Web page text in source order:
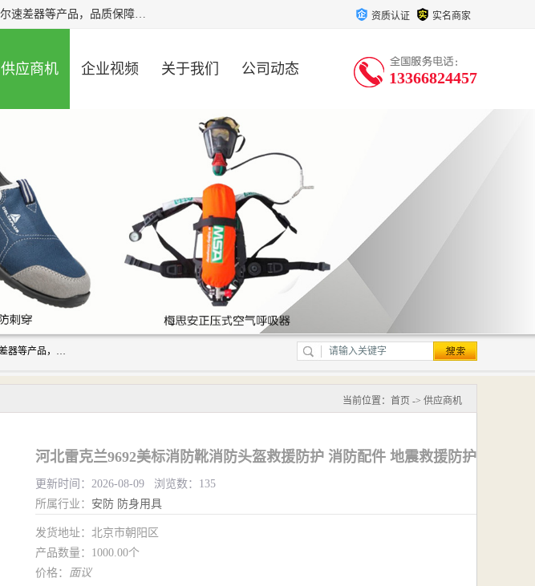
北京中创汇安科贸有限公司专业生产救援三脚架、天鹰4X气体检测仪、梅思安空气呼吸器、霍尼韦尔速差器等产品，品质保障，价格合理，欢迎在线致电咨询。 资质认证 实名商家
供应商机 企业视频 关于我们 公司动态 13366824457
北京中创汇安科贸有限公司专业生产救援三脚架、天鹰4X气体检测仪、梅思安空气呼吸器、霍尼韦尔速差器等产品，品质保障，价格合理，欢迎在线致电咨询。
当前位置： 首页 -> 供应商机
河北雷克兰9692美标消防靴消防头盔救援防护 消防配件 地震救援防护
更新时间：2026-08-09 浏览数：135
所属行业： 安防 防身用具
发货地址：北京市朝阳区
产品数量：1000.00个
价格： 面议